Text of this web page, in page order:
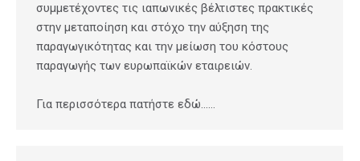
συμμετέχοντες τις ιαπωνικές βέλτιστες πρακτικές
στην μεταποίηση και στόχο την αύξηση της
παραγωγικότητας και την μείωση του κόστους
παραγωγής των ευρωπαϊκών εταιρειών.
Για περισσότερα πατήστε εδώ……